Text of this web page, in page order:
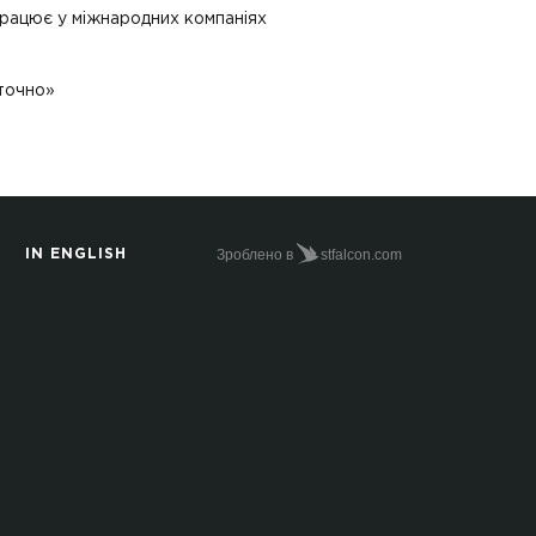
у міжнародних компаніях
IN ENGLISH Зроблено в stfalcon.com